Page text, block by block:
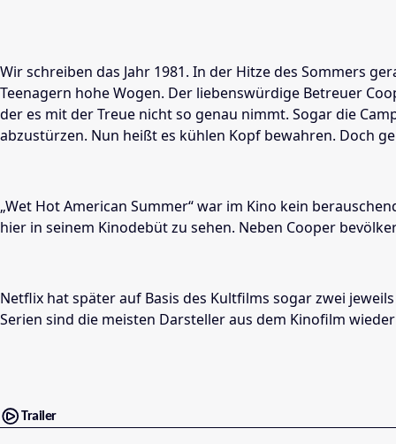
Wir schreiben das Jahr 1981. In der Hitze des Sommers
Teenagern hohe Wogen. Der liebenswürdige Betreuer
der es mit der Treue nicht so genau nimmt. Sogar die
abzustürzen. Nun heißt es kühlen Kopf bewahren. Doch
„Wet Hot American Summer“ war im Kino kein
hier in seinem Kinodebüt zu sehen. Neben Cooper
Netflix hat später auf Basis des Kultfilms sogar zwei
Serien sind die meisten Darsteller aus dem Kinofilm
Trailer